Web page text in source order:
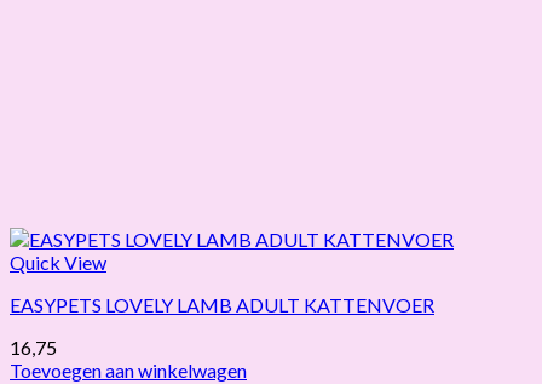
Quick View
EASYPETS LOVELY LAMB ADULT KATTENVOER
16,75
Toevoegen aan winkelwagen